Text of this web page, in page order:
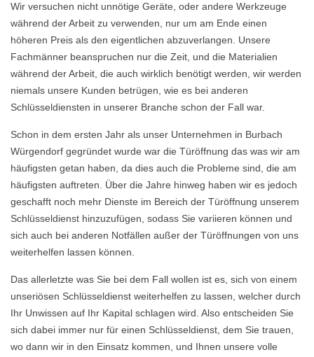
Wir versuchen nicht unnötige Geräte, oder andere Werkzeuge
während der Arbeit zu verwenden, nur um am Ende einen
höheren Preis als den eigentlichen abzuverlangen. Unsere
Fachmänner beanspruchen nur die Zeit, und die Materialien
während der Arbeit, die auch wirklich benötigt werden, wir werden
niemals unsere Kunden betrügen, wie es bei anderen
Schlüsseldiensten in unserer Branche schon der Fall war.
Schon in dem ersten Jahr als unser Unternehmen in Burbach
Würgendorf gegründet wurde war die Türöffnung das was wir am
häufigsten getan haben, da dies auch die Probleme sind, die am
häufigsten auftreten. Über die Jahre hinweg haben wir es jedoch
geschafft noch mehr Dienste im Bereich der Türöffnung unserem
Schlüsseldienst hinzuzufügen, sodass Sie variieren können und
sich auch bei anderen Notfällen außer der Türöffnungen von uns
weiterhelfen lassen können.
Das allerletzte was Sie bei dem Fall wollen ist es, sich von einem
unseriösen Schlüsseldienst weiterhelfen zu lassen, welcher durch
Ihr Unwissen auf Ihr Kapital schlagen wird. Also entscheiden Sie
sich dabei immer nur für einen Schlüsseldienst, dem Sie trauen,
wo dann wir in den Einsatz kommen, und Ihnen unsere volle